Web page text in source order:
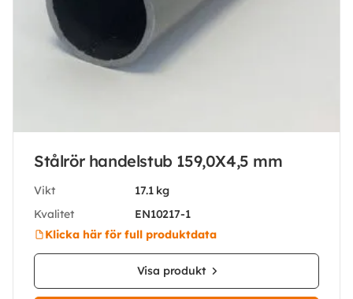
Stålrör handelstub 159,0X4,5 mm
Vikt
17.1 kg
Kvalitet
EN10217-1
Klicka här för full produktdata
Visa produkt